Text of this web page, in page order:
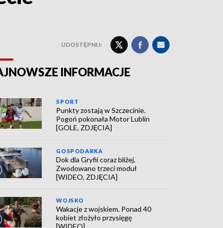
UDOSTĘPNIJ:
INFORMACJE
SPORT
Punkty zostają w Szczecinie.
Pogoń pokonała Motor Lublin
[GOLE, ZDJĘCIA]
GOSPODARKA
Dok dla Gryfii coraz bliżej.
Zwodowano trzeci moduł
[WIDEO, ZDJĘCIA]
WOJSKO
Wakacje z wojskiem. Ponad 40
kobiet złożyło przysięgę
[WIDEO]